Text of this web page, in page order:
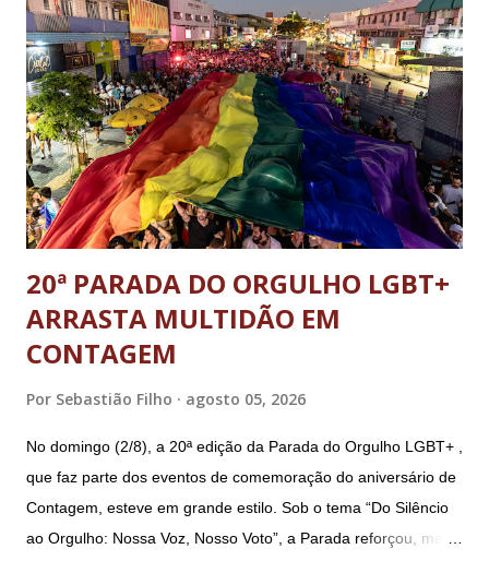
ex-ajudante de ordens de Bolsonaro (réu-colaborador); o ex-
presidente da República Jair Bolsonaro; o general Paulo
Sérgio Nogueira, ex-ministro da Defesa; e o general da
reserva Walter Braga Netto, ex-ministro da Casa Civil e da
Defesa. A acusação envolveu os crimes de tentativa de
abolição violenta do Estado Democrático de Direito, golpe de
E...
20ª PARADA DO ORGULHO LGBT+
ARRASTA MULTIDÃO EM
CONTAGEM
Por Sebastião Filho agosto 05, 2026
No domingo (2/8), a 20ª edição da Parada do Orgulho LGBT+ ,
que faz parte dos eventos de comemoração do aniversário de
Contagem, esteve em grande estilo. Sob o tema “Do Silêncio
ao Orgulho: Nossa Voz, Nosso Voto”, a Parada reforçou, mais